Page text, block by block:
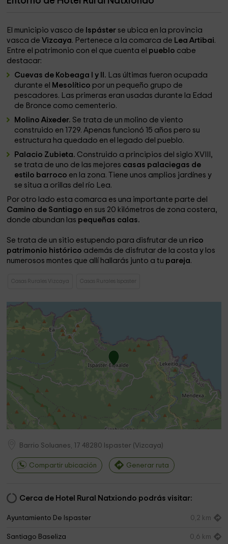
El municipio vasco de Ispáster se ubica en la provincia
vasca deVizcaya. Pertenece a la comarca de Lea Artibai.
Entre el patrimonio con el que cuenta el pueblo cabe
destacar:
Cuevas de Kobeaga I y II. Las últimas fueron ocupada
durante el
Mesolítico por un pequeño grupo de
pescadores. Las primeras eran usadas durante la Edad
de Bronce como cementerio.
Molino Aixeder. Se trata de un molino de viento
construido en 1729. Apenas funcionó 15 años pero su
estructura ha quedado en el legado del pueblo.
Palacio Zubieta. Construido a principios del siglo XVIII,
se trata de uno de las mejores casas palaciegas de
estilo barroco en la zona. Tiene unos amplios jardínes y
se situa a orillas del río Lea.
Por otro lado esta comarca es una importante parte del
Camino de Santiago en sus 20 kilómetros de zona costera,
donde abundan las pequeñas calas.
Se trata de un sitio estupendo para disfrutar de un rico
patrimonio histórico además de disfrutar de la costa y los
numerosos montes que allí hallarás junto a tu pareja.
Casas Rurales Vizcaya Casas Rurales Ispaster
Barrio Soluanes, 17 48280 Ispaster (Vizcaya)
Compartir ubicación Generar ruta
Cerca de Hotel Rural Natxiondo podrás visitar:
Ayuntamiento De Ispaster 0,2 km
Santiago Baseliza 0,6 km